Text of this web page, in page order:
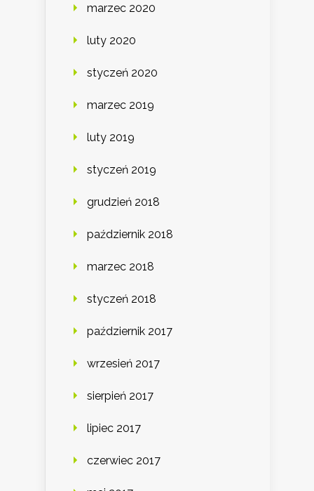
marzec 2020
luty 2020
styczeń 2020
marzec 2019
luty 2019
styczeń 2019
grudzień 2018
październik 2018
marzec 2018
styczeń 2018
październik 2017
wrzesień 2017
sierpień 2017
lipiec 2017
czerwiec 2017